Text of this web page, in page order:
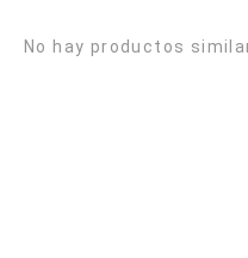
No hay productos